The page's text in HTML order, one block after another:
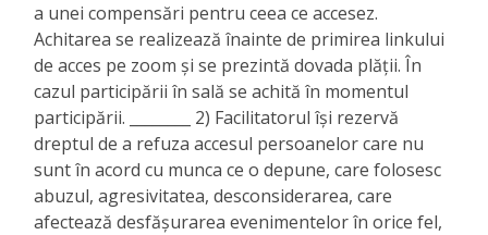
a unei compensări pentru ceea ce accesez.
Achitarea se realizează înainte de primirea linkului
de acces pe zoom și se prezintă dovada plății. În
cazul participării în sală se achită în momentul
participării. ________ 2) Facilitatorul își rezervă
dreptul de a refuza accesul persoanelor care nu
sunt în acord cu munca ce o depune, care folosesc
abuzul, agresivitatea, desconsiderarea, care
afectează desfășurarea evenimentelor în orice fel,